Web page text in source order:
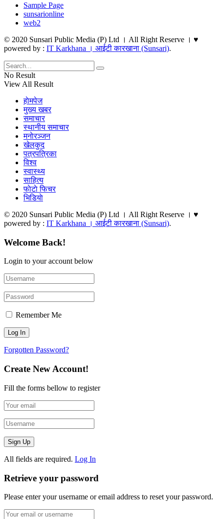
Sample Page
sunsarionline
web2
© 2020 Sunsari Public Media (P) Ltd । All Right Reserve । ♥
powered by : IT Karkhana । आईटी कारखाना (Sunsari).
No Result
View All Result
हाेमपेज
मुख्य खबर
समाचार
स्थानीय समाचार
मनाेरञ्जन
खेलकुद
पत्रपत्रिका
विश्व
स्वास्थ्य
साहित्य
फाेटाे फिचर
भिडियाे
© 2020 Sunsari Public Media (P) Ltd । All Right Reserve । ♥
powered by : IT Karkhana । आईटी कारखाना (Sunsari).
Welcome Back!
Login to your account below
Remember Me
Forgotten Password?
Create New Account!
Fill the forms bellow to register
All fields are required. Log In
Retrieve your password
Please enter your username or email address to reset your password.